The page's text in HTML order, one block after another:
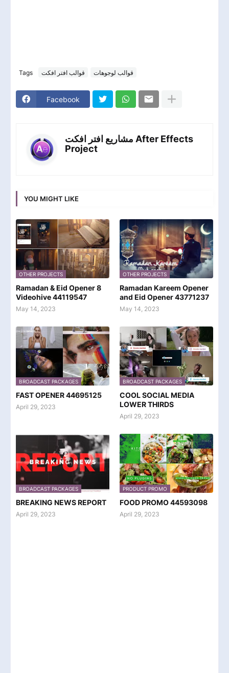
Tags قوالب افتر افكت قوالب لوجوهات
Facebook
مشاريع افتر افكت After Effects
Project
YOU MIGHT LIKE
OTHER PROJECTS
Ramadan & Eid Opener 8
Videohive 44119547
May 14, 2023
OTHER PROJECTS
Ramadan Kareem Opener
and Eid Opener 43771237
May 14, 2023
BROADCAST PACKAGES
FAST OPENER 44695125
April 29, 2023
BROADCAST PACKAGES
COOL SOCIAL MEDIA
LOWER THIRDS
April 29, 2023
BROADCAST PACKAGES
BREAKING NEWS REPORT
April 29, 2023
PRODUCT PROMO
FOOD PROMO 44593098
April 29, 2023